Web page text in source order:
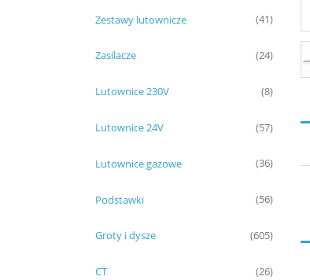
Zestawy lutownicze (41)
Zasilacze (24)
Lutownice 230V (8)
Lutownice 24V (57)
Lutownice gazowe (36)
Podstawki (56)
Groty i dysze (605)
CT (26)